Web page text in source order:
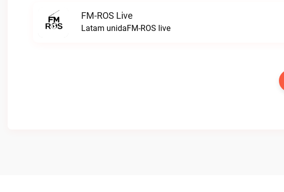
FM-ROS Live
Latam unidaFM-ROS live